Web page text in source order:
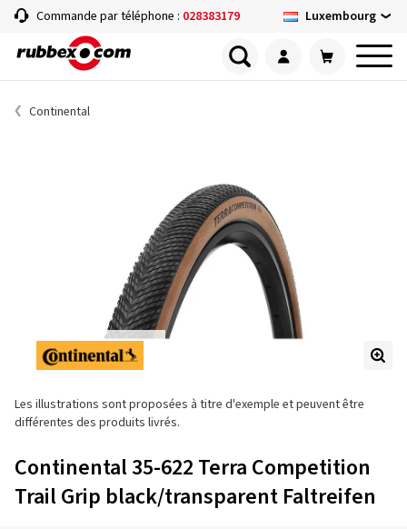
Commande par téléphone : 028383179 Luxembourg
Continental
Les illustrations sont proposées à titre d'exemple et peuvent être
différentes des produits livrés.
Continental 35-622 Terra Competition
Trail Grip black/transparent Faltreifen